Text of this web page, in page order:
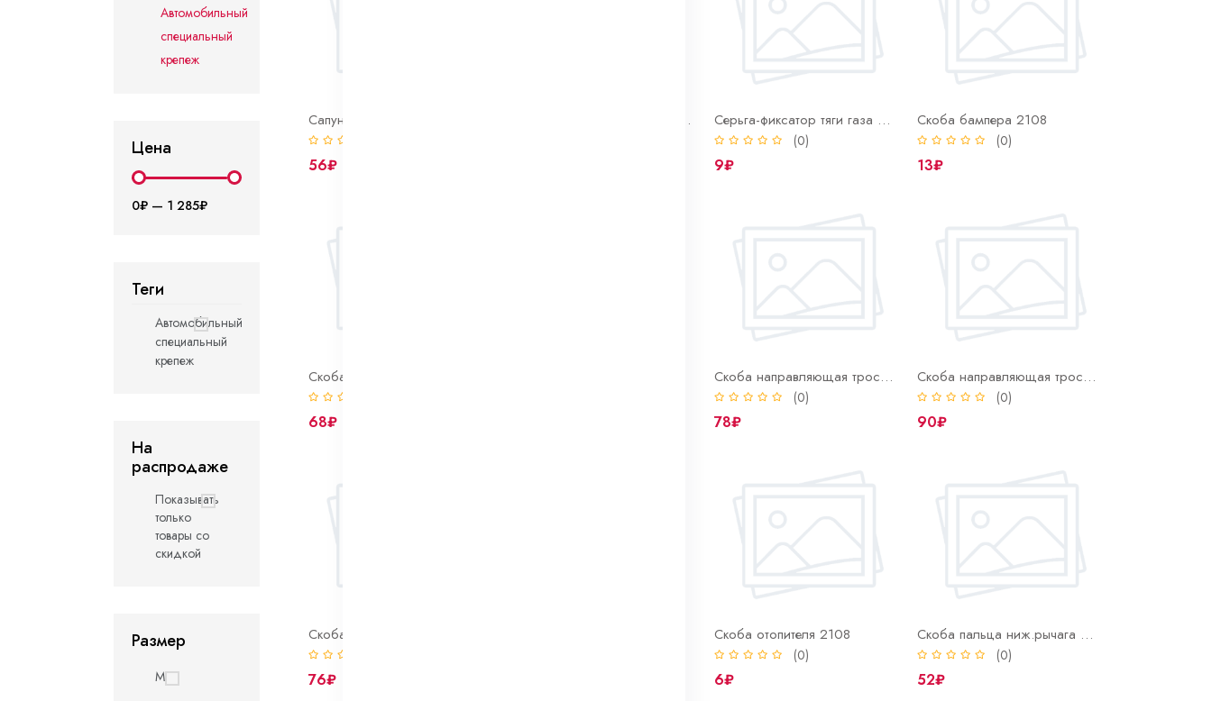
Автомобильный
специальный
крепеж
Цена
0₽ — 1 285₽
Теги
Автомобильный
специальный
крепеж
На
распродаже
Показывать
только
товары со
скидкой
Размер
M
Сапун КПП
56₽
Сапун КПП ВАЗ 2108 (резиновый колпачок) Серьга-фиксатор тяги газа 2101
(0)
9₽
Скоба бампера 2108
(0)
13₽
68₽
Скоба направляющая троса ручника 01-07
(0)
78₽
Скоба направляющая троса ручника 08
(0)
90₽
76₽
Скоба отопителя 2108
(0)
6₽
Скоба пальца ниж.рычага ВОЛГА
(0)
52₽